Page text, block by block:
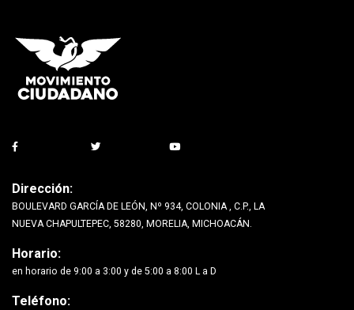
Dirección:
BOULEVARD GARCÍA DE LEÓN, Nº 934, COLONIA , C.P., LA
NUEVA CHAPULTEPEC, 58280, MORELIA, MICHOACÁN.
Horario:
en horario de 9:00 a 3:00 y de 5:00 a 8:00 L a D
Teléfono: